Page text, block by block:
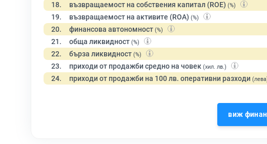
18. възвращаемост на собствения капитал (ROE) (%)
19. възвращаемост на активите (ROA) (%)
20. финансова автономност (%)
21. обща ликвидност (%)
22. бърза ликвидност (%)
23. приходи от продажби средно на човек (хил. лв.)
24. приходи от продажби на 100 лв. оперативни разходи
виж